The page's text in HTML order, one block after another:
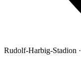
Rudolf-Harbig-Stadion ·